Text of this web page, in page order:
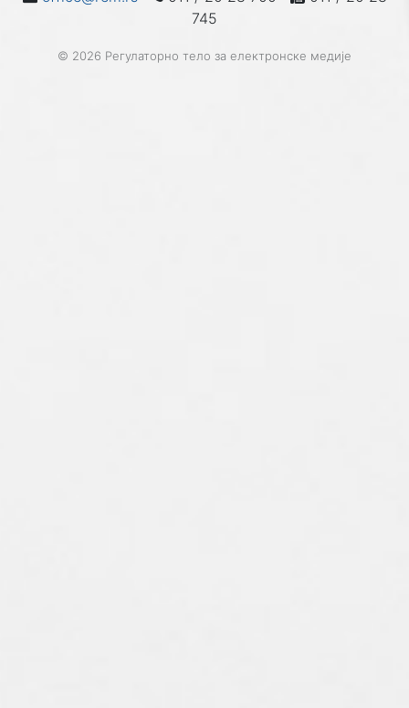
745
© 2026 Регулаторно тело за електронске медије